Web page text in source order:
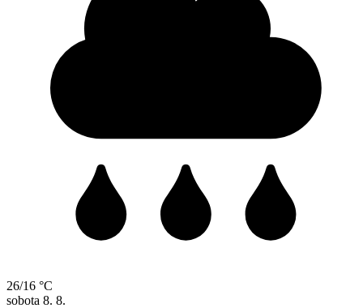
26/16 °C
sobota 8. 8.